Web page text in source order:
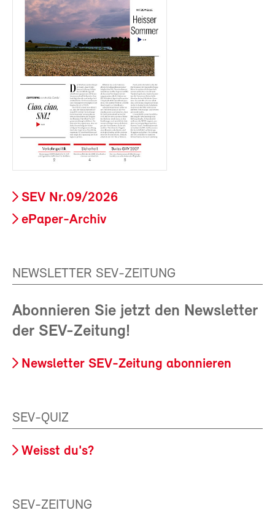
SEV Nr.09/2026
ePaper-Archiv
NEWSLETTER SEV-ZEITUNG
Abonnieren Sie jetzt den Newsletter
der SEV-Zeitung!
Newsletter SEV-Zeitung abonnieren
SEV-QUIZ
Weisst du's?
SEV-ZEITUNG